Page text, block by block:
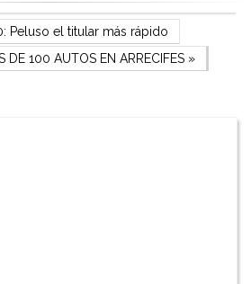
Peluso el titular más rápido
DE 100 AUTOS EN ARRECIFES»